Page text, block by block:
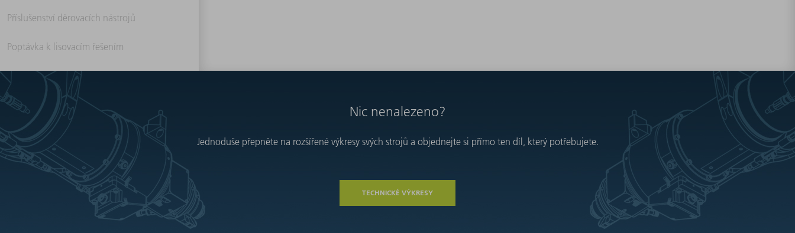
Příslušenství děrovacích nástrojů
Poptávka k lisovacím řešením
Nic nenalezeno?
Jednoduše přepněte na rozšířené výkresy svých strojů a objednejte si přímo ten díl, který potřebujete.
TECHNICKÉ VÝKRESY